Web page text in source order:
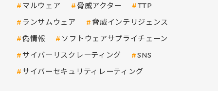
マルウェア 脅威アクター
TTP
ランサムウェア
脅威インテリジェンス
偽情報
ソフトウェアサプライチェーン
サイバーリスクレーティング
SNS
サイバーセキュリティレーティング